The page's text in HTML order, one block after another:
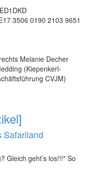
3506 0190 2103 9651
Melanie Decher
(Kiepenkerl-
CVJM)
Safariland
Gleich geht’s los!!!" So